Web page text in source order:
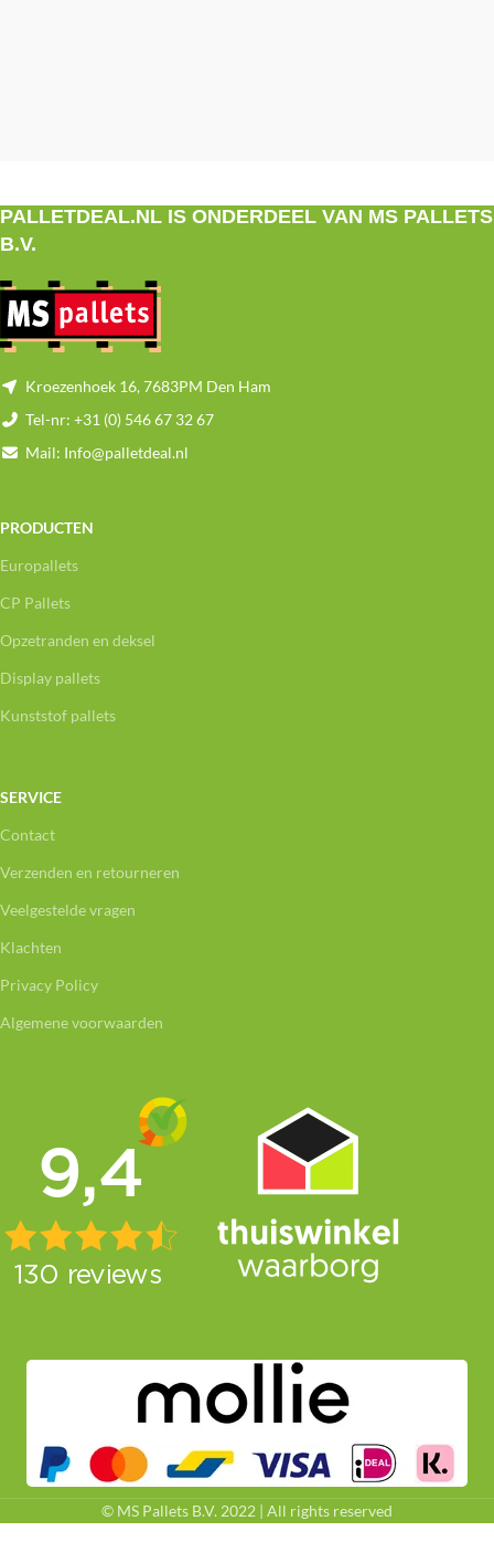
PALLETDEAL.NL IS ONDERDEEL VAN MS PALLETS
B.V.
Kroezenhoek 16, 7683PM Den Ham
Tel-nr: +31 (0) 546 67 32 67
Mail: Info@palletdeal.nl
PRODUCTEN
Europallets
CP Pallets
Opzetranden en deksel
Display pallets
Kunststof pallets
SERVICE
Contact
Verzenden en retourneren
Veelgestelde vragen
Klachten
Privacy Policy
Algemene voorwaarden
© MS Pallets B.V. 2022 | All rights reserved